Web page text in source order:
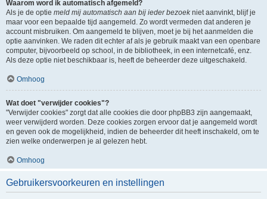
Waarom word ik automatisch afgemeld?
Als je de optie meld mij automatisch aan bij ieder bezoekniet aanvinkt, blijf je
maar voor een bepaalde tijd aangemeld. Zo wordt vermeden dat anderen je
account misbruiken. Om aangemeld te blijven, moet je bij het aanmelden die
optie aanvinken. We raden dit echter af als je gebruik maakt van een openbare
computer, bijvoorbeeld op school, in de bibliotheek, in een internetcafé, enz.
Als deze optie niet beschikbaar is, heeft de beheerder deze uitgeschakeld.
Omhoog
Wat doet "verwijder cookies"?
"Verwijder cookies" zorgt dat alle cookies die door phpBB3 zijn aangemaakt,
weer verwijderd worden. Deze cookies zorgen ervoor dat je aangemeld wordt
en geven ook de mogelijkheid, indien de beheerder dit heeft inschakeld, om te
zien welke onderwerpen je al gelezen hebt.
Omhoog
Gebruikersvoorkeuren en instellingen